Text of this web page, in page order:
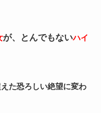
が、とんでもないハイ
た恐ろしい絶望に変わ